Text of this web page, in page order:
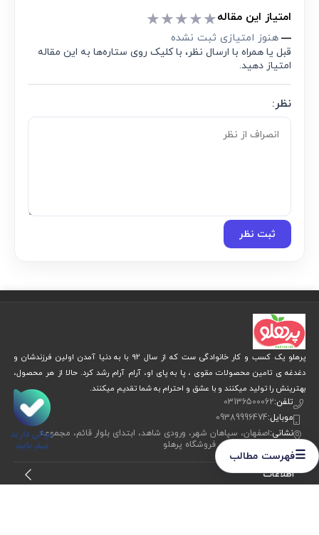
امتیاز این مقاله★
★
★
★
★
— هنوز امتیازی ثبت نشده
قبل یا همراه با ارسال نظر، با کلیک روی ستاره‌ها به این مقاله
امتیاز دهید.
نظر:
ثبت نظر
پرهلو یک کسب و کار خانوادگی ست که از سال 92 با به دنیا آمدن اولین فرزندشان و
دغدغه ی تامین محصولات مقوی ، پا به پای او، آرام آرام رشد کرد. حالا از هر محصول،
بهترینش را تولید میکنند و با عشق و احترام به شما تقدیم میکنند.
تلفن:03136500062
موبایل:09389996474
نشانی:اصفهان، سپاهان شهر، ورودی شاهد، ابتدای بلوار قائم، مجموعه
ورزشی ولایت، فروشگاه پرهلو
اطلاعات
☰فهرست مطالب